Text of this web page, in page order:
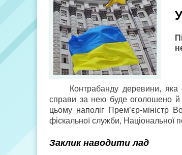
Контрабанду деревини,
справи за нею буде оголошено й
цьому наполіг Прем’єр-міністр
фіскальної служби, Національної
Заклик наводити лад